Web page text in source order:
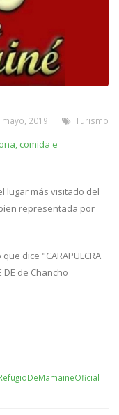
mayo, 2019 Turismo
lugar más visitado del
representada por